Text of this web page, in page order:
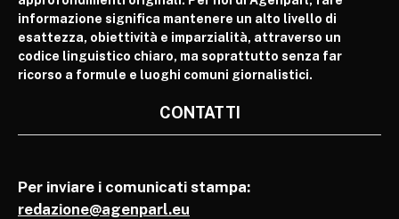
informazione significa mantenere un alto livello di
esattezza, obiettività e imparzialità, attraverso un
codice linguistico chiaro, ma soprattutto senza far
ricorso a formule e luoghi comuni giornalistici.
CONTATTI
Per inviare i comunicati stampa:
redazione@agenparl.eu